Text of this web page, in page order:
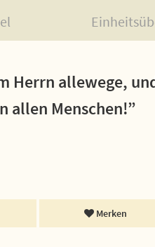
Herrn allewege,
allen Menschen!”
Merken